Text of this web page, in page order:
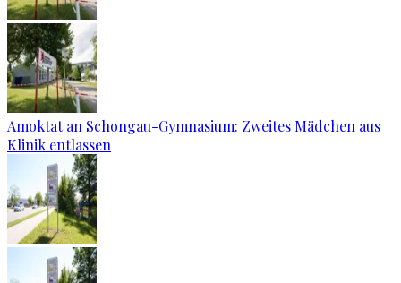
Amoktat an Schongau-Gymnasium: Zweites Mädchen aus
Klinik entlassen